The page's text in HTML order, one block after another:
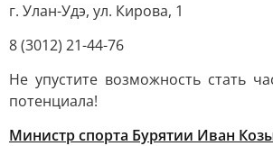
г. Улан-Удэ, ул. Кирова, 1
8 (3012) 21-44-76
Не упустите возможность стать
потенциала!
Министр спорта Бурятии Иван